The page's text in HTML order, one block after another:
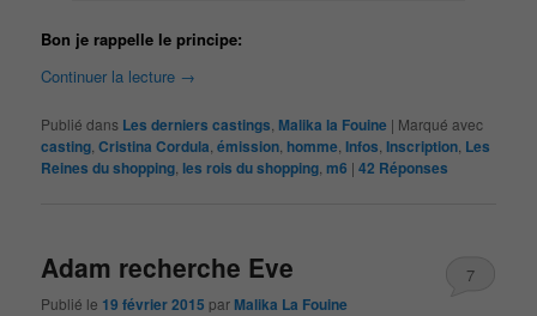
Bon je rappelle le principe:
Continuer la lecture →
Publié dans Les derniers castings Malika la Fouine | Marqué avec
casting ,Cristina Cordula ,émission homme Infos Inscription Les
Reines du shopping les rois du shopping ,m6 |42 Réponses
Adam recherche Eve
Publié le 19 février 2015 par Malika La Fouine
7